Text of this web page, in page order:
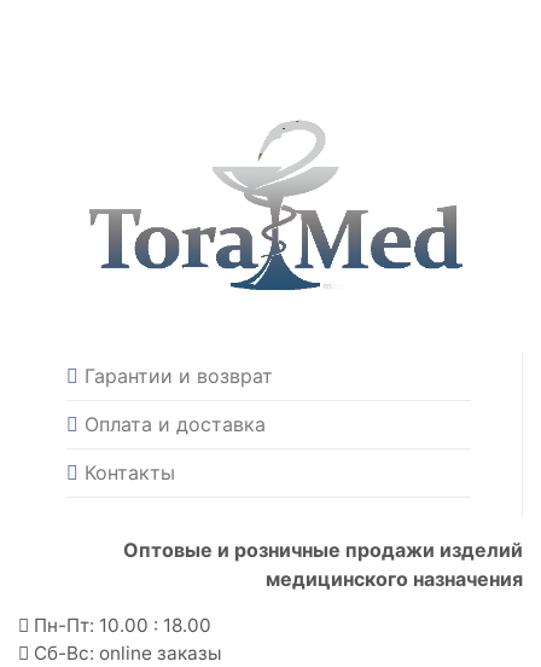
Гарантии и возврат
Оплата и доставка
Контакты
Оптовые и розничные продажи изделий
медицинского назначения
Пн-Пт: 10.00 : 18.00
Сб-Вс: online заказы